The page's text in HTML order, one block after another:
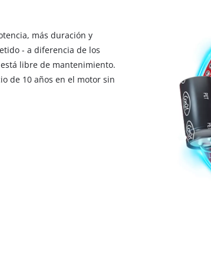
más duración y
- a diferencia de los
libre de mantenimiento.
de 10 años en el motor sin